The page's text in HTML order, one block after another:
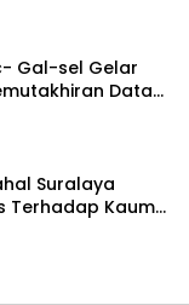
Gal-sel Gelar
Data
Suralaya
Terhadap Kaum